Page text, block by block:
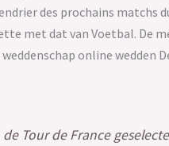
des prochains
met dat van Voetbal. De
online wedden
Tour de France